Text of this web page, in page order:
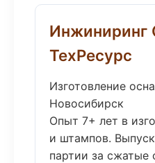
Инжиниринг
ТехРесурс
Изготовление
Новосибирск
Опыт 7+ лет в
и штампов.
партии за сжатые